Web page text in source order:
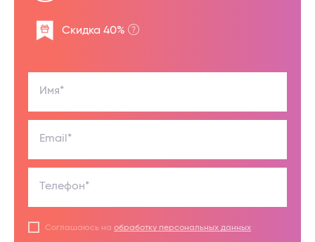
Скидка 40%
Имя*
Email*
Телефон*
Соглашаюсь на обработку персональных данных